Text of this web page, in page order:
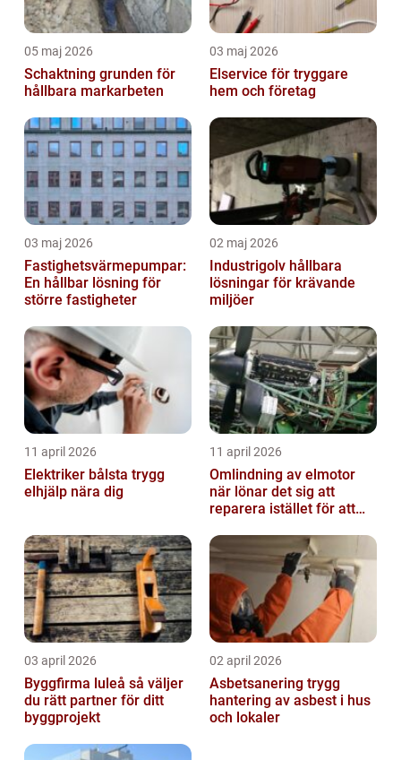
05 maj 2026
Schaktning grunden för
hållbara markarbeten
03 maj 2026
Elservice för tryggare
hem och företag
03 maj 2026
Fastighetsvärmepumpar:
En hållbar lösning för
större fastigheter
02 maj 2026
Industrigolv hållbara
lösningar för krävande
miljöer
11 april 2026
Elektriker bålsta trygg
elhjälp nära dig
11 april 2026
Omlindning av elmotor
när lönar det sig att
reparera istället för att
03 april 2026
Byggfirma luleå så väljer
du rätt partner för ditt
byggprojekt
02 april 2026
Asbetsanering trygg
hantering av asbest i hus
och lokaler